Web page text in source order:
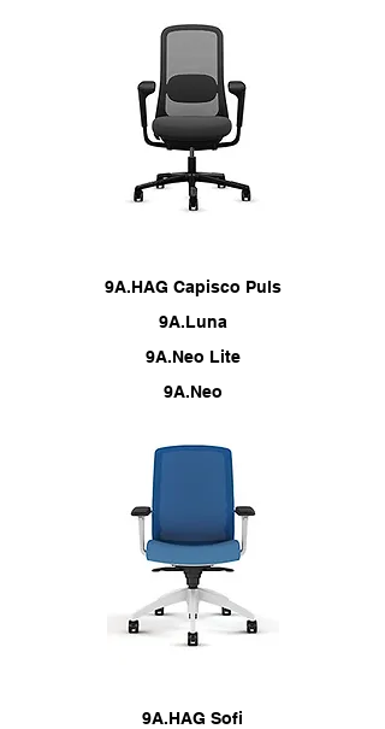
9A.HAG Capisco Puls
9A.Luna
9A.Neo Lite
9A.Neo
9A.HAG Sofi